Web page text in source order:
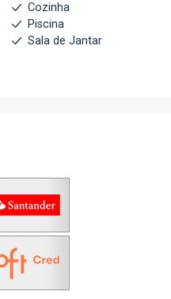
Cozinha
Piscina
Sala de Jantar